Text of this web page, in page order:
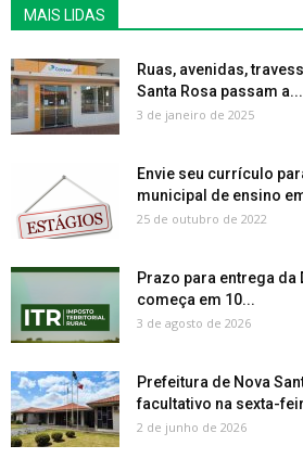
MAIS LIDAS
Ruas, avenidas,
Santa Rosa passam a...
3 de janeiro de 2025
Envie seu currículo
municipal de ensino
25 de outubro de 2022
Prazo para entrega da
começa em 10...
3 de agosto de 2026
Prefeitura de Nova
facultativo na sexta-
2 de junho de 2026